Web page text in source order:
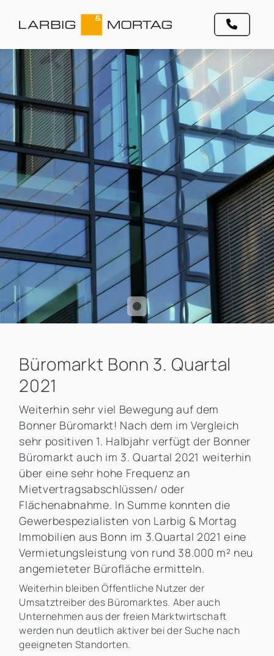
Büromarkt Bonn 3. Quartal
2021
Weiterhin sehr viel Bewegung auf dem
Bonner Büromarkt! Nach dem im Vergleich
sehr positiven 1. Halbjahr verfügt der Bonner
Büromarkt auch im 3. Quartal 2021 weiterhin
über eine sehr hohe Frequenz an
Mietvertragsabschlüssen/ oder
Flächenabnahme. In Summe konnten die
Gewerbespezialisten von Larbig & Mortag
Immobilien aus Bonn im 3.Quartal 2021 eine
Vermietungsleistung von rund 38.000 m² neu
angemieteter Bürofläche ermitteln.
Weiterhin bleiben Öffentliche Nutzer der
Umsatztreiber des Büromarktes. Aber auch
Unternehmen aus der freien Marktwirtschaft
werden nun deutlich aktiver bei der Suche nach
geeigneten Standorten.